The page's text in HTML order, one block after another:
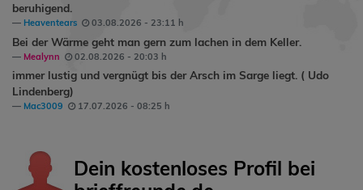
beruhigend.
Heaventears 03.08.2026 - 23:11 h
Bei der Wärme geht man gern zum lachen in dem Keller.
Mealynn 02.08.2026 - 20:03 h
immer lustig und vergnügt bis der Arsch im Sarge liegt. ( Udo
Lindenberg)
Mac3009 17.07.2026 - 08:25 h
Dein kostenloses Profil bei